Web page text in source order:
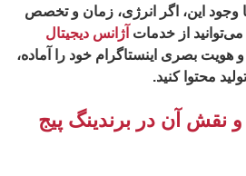
این، اگر انرژی، زمان و تخصص
از خدماتآژانس دیجیتال
بصری اینستاگرام خود را آماده،
محتوا کنید.
آن در برندینگ پیج